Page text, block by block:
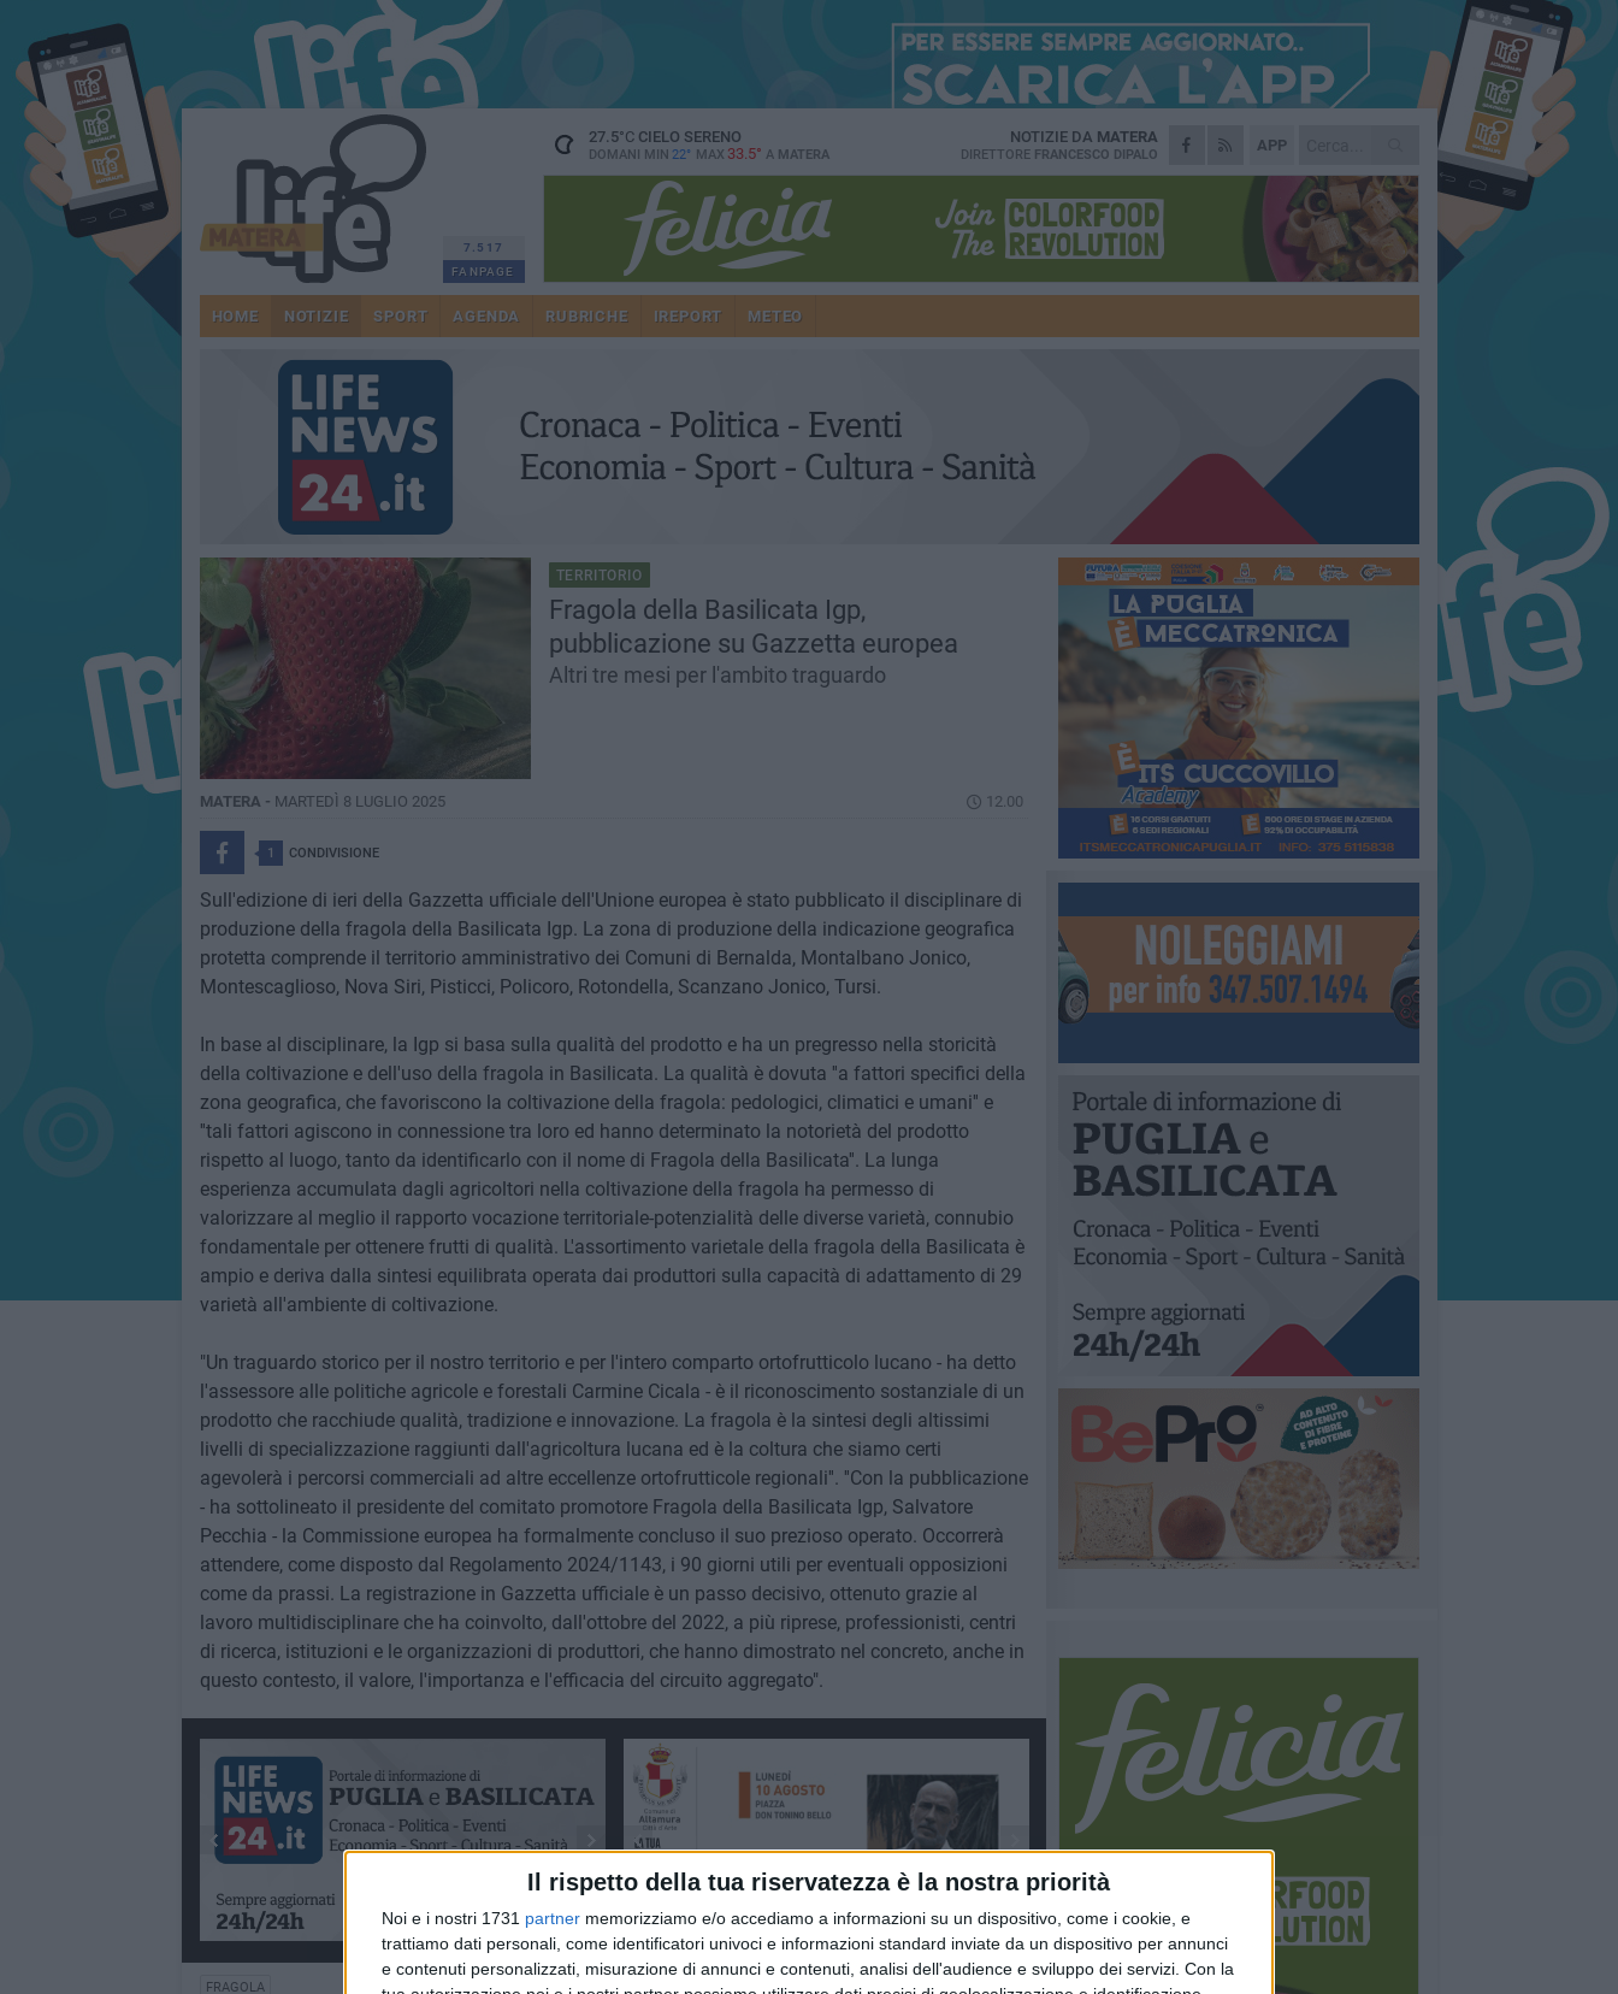
Il rispetto della tua riservatezza è la nostra priorità
Noi e i nostri 1731 partner memorizziamo e/o accediamo a informazioni su un dispositivo, come i cookie, e
trattiamo dati personali, come identificatori univoci e informazioni standard inviate da un dispositivo per annunci
e contenuti personalizzati, misurazione di annunci e contenuti, analisi dell'audience e sviluppo dei servizi. Con la
7.517
FANPAGE
27.5°CCIELO SERENO
DOMANI MIN 22° MAX 33.5° A MATERA
APP
NOTIZIE DA MATERA
DIRETTORE FRANCESCO DIPALO
HOME NOTIZIE SPORT AGENDA RUBRICHE IREPORT METEO
TERRITORIO
Fragola della Basilicata Igp,
pubblicazione su Gazzetta europea
Altri tre mesi per l'ambito traguardo
MATERA - MARTEDÌ 8 LUGLIO 2025 12.00
1 CONDIVISIONE
Sull'edizione di ieri della Gazzetta ufficiale dell'Unione europea è stato pubblicato il disciplinare di
produzione della fragola della Basilicata Igp. La zona di produzione della indicazione geografica
protetta comprende il territorio amministrativo dei Comuni di Bernalda, Montalbano Jonico,
Montescaglioso, Nova Siri, Pisticci, Policoro, Rotondella, Scanzano Jonico, Tursi.
In base al disciplinare, la Igp si basa sulla qualità del prodotto e ha un pregresso nella storicità
della coltivazione e dell'uso della fragola in Basilicata. La qualità è dovuta ''a fattori specifici della
zona geografica, che favoriscono la coltivazione della fragola: pedologici, climatici e umani'' e
''tali fattori agiscono in connessione tra loro ed hanno determinato la notorietà del prodotto
rispetto al luogo, tanto da identificarlo con il nome di Fragola della Basilicata''. La lunga
esperienza accumulata dagli agricoltori nella coltivazione della fragola ha permesso di
valorizzare al meglio il rapporto vocazione territoriale-potenzialità delle diverse varietà, connubio
fondamentale per ottenere frutti di qualità. L'assortimento varietale della fragola della Basilicata è
ampio e deriva dalla sintesi equilibrata operata dai produttori sulla capacità di adattamento di 29
varietà all'ambiente di coltivazione.
"Un traguardo storico per il nostro territorio e per l'intero comparto ortofrutticolo lucano - ha detto
l'assessore alle politiche agricole e forestali Carmine Cicala - è il riconoscimento sostanziale di un
prodotto che racchiude qualità, tradizione e innovazione. La fragola è la sintesi degli altissimi
livelli di specializzazione raggiunti dall'agricoltura lucana ed è la coltura che siamo certi
agevolerà i percorsi commerciali ad altre eccellenze ortofrutticole regionali''. ''Con la pubblicazione
- ha sottolineato il presidente del comitato promotore Fragola della Basilicata Igp, Salvatore
Pecchia - la Commissione europea ha formalmente concluso il suo prezioso operato. Occorrerà
attendere, come disposto dal Regolamento 2024/1143, i 90 giorni utili per eventuali opposizioni
come da prassi. La registrazione in Gazzetta ufficiale è un passo decisivo, ottenuto grazie al
lavoro multidisciplinare che ha coinvolto, dall'ottobre del 2022, a più riprese, professionisti, centri
di ricerca, istituzioni e le organizzazioni di produttori, che hanno dimostrato nel concreto, anche in
questo contesto, il valore, l'importanza e l'efficacia del circuito aggregato".
FRAGOLA